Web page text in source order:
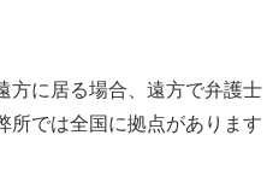
に居る場合、遠方で弁護士
所では全国に拠点があります